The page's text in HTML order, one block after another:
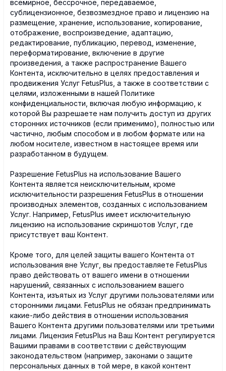
всемирное, бессрочное, передаваемое,
сублицензионное, безвозмездное право и лицензию на
размещение, хранение, использование, копирование,
отображение, воспроизведение, адаптацию,
редактирование, публикацию, перевод, изменение,
переформатирование, включение в другие
произведения, а также распространение Вашего
Контента, исключительно в целях предоставления и
продвижения Услуг FetusPlus, а также в соответствии с
целями, изложенными в нашей Политике
конфиденциальности, включая любую информацию, к
которой Вы разрешаете нам получить доступ из других
сторонних источников (если применимо), полностью или
частично, любым способом и в любом формате или на
любом носителе, известном в настоящее время или
разработанном в будущем.
Разрешение FetusPlus на использование Вашего
Контента является неисключительным, кроме
исключительности разрешения FetusPlus в отношении
производных элементов, созданных с использованием
Услуг. Например, FetusPlus имеет исключительную
лицензию на использование скриншотов Услуг, где
присутствует ваш Контент.
Кроме того, для целей защиты вашего Контента от
использования вне Услуг, вы предоставляете FetusPlus
право действовать от вашего имени в отношении
нарушений, связанных с использованием вашего
Контента, изъятых из Услуг другими пользователями или
сторонними лицами. FetusPlus не обязан предпринимать
какие-либо действия в отношении использования
Вашего Контента другими пользователями или третьими
лицами. Лицензия FetusPlus на Ваш Контент регулируется
Вашими правами в соответствии с действующим
законодательством (например, законами о защите
персональных данных в той мере, в какой контент